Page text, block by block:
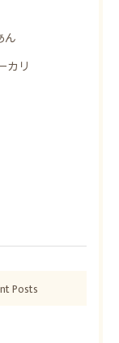
ん
カリ
Posts